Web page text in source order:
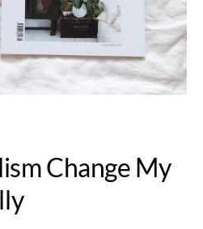
Change My